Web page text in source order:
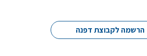
הרשמה לקבוצת דפנה